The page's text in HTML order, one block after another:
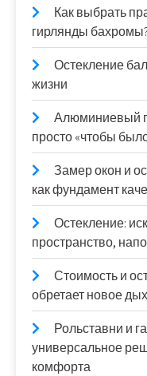
Как выбрать
гирлянды
Остекление
жизни
Алюминиевый
просто «чтобы
Замер окон и
как фундамент
Остекление:
пространство,
Стоимость и
обретает новое
Рольставни и
универсальное
комфорта